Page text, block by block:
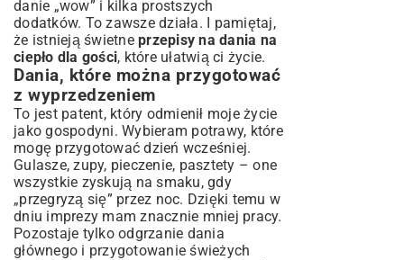
danie „wow” i kilka prostszych
dodatków. To zawsze działa. I pamiętaj,
że istnieją świetne przepisy na dania na
ciepło dla gości, które ułatwią ci życie.
Dania, które można przygotować
z wyprzedzeniem
To jest patent, który odmienił moje życie
jako gospodyni. Wybieram potrawy, które
mogę przygotować dzień wcześniej.
Gulasze, zupy, pieczenie, pasztety – one
wszystkie zyskują na smaku, gdy
„przegryzą się” przez noc. Dzięki temu w
dniu imprezy mam znacznie mniej pracy.
Pozostaje tylko odgrzanie dania
głównego i przygotowanie świeżych